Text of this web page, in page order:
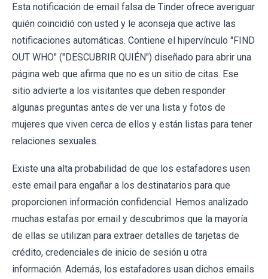
Esta notificación de email falsa de Tinder ofrece averiguar
quién coincidió con usted y le aconseja que active las
notificaciones automáticas. Contiene el hipervínculo "FIND
OUT WHO" ("DESCUBRIR QUIÉN") diseñado para abrir una
página web que afirma que no es un sitio de citas. Ese
sitio advierte a los visitantes que deben responder
algunas preguntas antes de ver una lista y fotos de
mujeres que viven cerca de ellos y están listas para tener
relaciones sexuales.
Existe una alta probabilidad de que los estafadores usen
este email para engañar a los destinatarios para que
proporcionen información confidencial. Hemos analizado
muchas estafas por email y descubrimos que la mayoría
de ellas se utilizan para extraer detalles de tarjetas de
crédito, credenciales de inicio de sesión u otra
información. Además, los estafadores usan dichos emails